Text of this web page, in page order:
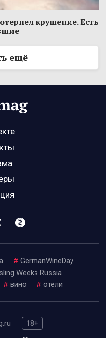
крушение. Есть
ещё
# GermanWineDay
Weeks Russia
# вино # отели
18+